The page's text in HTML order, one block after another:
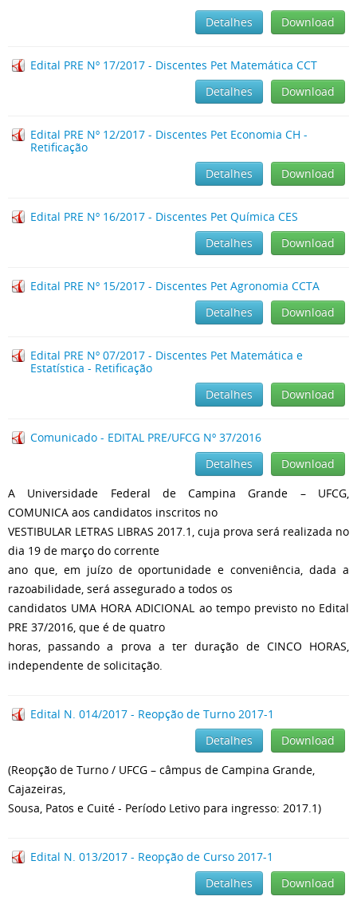
Download
Detalhes
Edital PRE Nº 17/2017 - Discentes Pet Matemática CCT
Download
Detalhes
Edital PRE Nº 12/2017 - Discentes Pet Economia CH -
Retificação
Download
Detalhes
Edital PRE Nº 16/2017 - Discentes Pet Química CES
Download
Detalhes
Edital PRE Nº 15/2017 - Discentes Pet Agronomia CCTA
Download
Detalhes
Edital PRE Nº 07/2017 - Discentes Pet Matemática e
Estatística - Retificação
Download
Detalhes
Comunicado - EDITAL PRE/UFCG Nº 37/2016
Download
Detalhes
A Universidade Federal de Campina Grande – UFCG,
COMUNICA aos candidatos inscritos no
VESTIBULAR LETRAS LIBRAS 2017.1, cuja prova será realizada no
dia 19 de março do corrente
ano que, em juízo de oportunidade e conveniência, dada a
razoabilidade, será assegurado a todos os
candidatos UMA HORA ADICIONAL ao tempo previsto no Edital
PRE 37/2016, que é de quatro
horas, passando a prova a ter duração de CINCO HORAS,
independente de solicitação.
Edital N. 014/2017 - Reopção de Turno 2017-1
Download
Detalhes
(Reopção de Turno / UFCG – câmpus de Campina Grande,
Cajazeiras,
Sousa, Patos e Cuité - Período Letivo para ingresso: 2017.1)
Edital N. 013/2017 - Reopção de Curso 2017-1
Download
Detalhes